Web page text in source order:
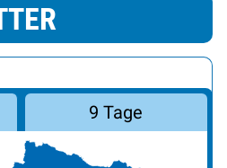
9 Tage